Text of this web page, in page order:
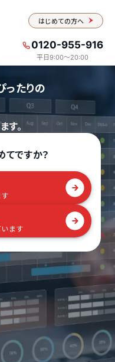
はじめての方へ
0120-955-916
平日9:00〜20:00
ったりの
す。
ですか？
ます